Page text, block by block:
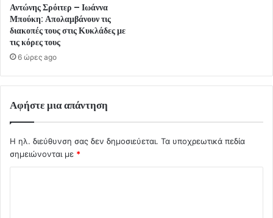
Αντώνης Σρόιτερ – Ιωάννα
Μπούκη: Απολαμβάνουν τις
διακοπές τους στις Κυκλάδες με
τις κόρες τους
6 ώρες ago
Αφήστε μια απάντηση
Η ηλ. διεύθυνση σας δεν δημοσιεύεται. Τα υποχρεωτικά πεδία
σημειώνονται με *